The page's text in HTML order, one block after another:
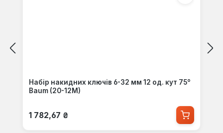
Набір накидних ключів 6-32 мм 12 од. кут 75°
Baum (20-12M)
Звичайна ціна:
1 782,67 ₴